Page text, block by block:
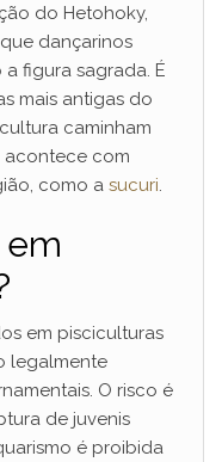
do Hetohoky,
dançarinos
figura sagrada. É
mais antigas do
caminham
acontece com
como a sucuri.
em
em pisciculturas
legalmente
O risco é
de juvenis
é proibida